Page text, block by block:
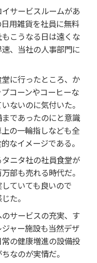
サービスルームがあ
用雑貨を社員に無料
こうなる日は遠くな
、当社の人事部門に
に行ったところ、か
コーンやコーヒーな
ないのに気付いた。
であったのにと意識
の一輪指しなども全
なイメージである。
ニタ社の社員食堂が
部も売れる時代だ。
ていても良いので
た。
サービスの充実、す
ャー施設も当然デザ
の健康増進の設備投
なのが実情だ。